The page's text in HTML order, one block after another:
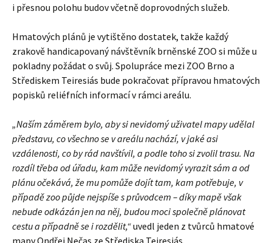
i přesnou polohu budov včetně doprovodných služeb.
Hmatových plánů je vytištěno dostatek, takže každý
zrakově handicapovaný návštěvník brněnské ZOO si může u
pokladny požádat o svůj. Spolupráce mezi ZOO Brno a
Střediskem Teiresiás bude pokračovat přípravou hmatových
popisků reliéfních informací v rámci areálu.
„Naším záměrem bylo, aby si nevidomý uživatel mapy udělal
představu, co všechno se v areálu nachází, v jaké asi
vzdálenosti, co by rád navštívil, a podle toho si zvolil trasu. Na
rozdíl třeba od úřadu, kam může nevidomý vyrazit sám a od
plánu očekává, že mu pomůže dojít tam, kam potřebuje, v
případě zoo půjde nejspíše s průvodcem – díky mapě však
nebude odkázán jen na něj, budou moci společně plánovat
cestu a případně se i rozdělit,“uvedl jeden z tvůrců hmatové
mapy Ondřej Nečas ze Střediska Teiresiás.